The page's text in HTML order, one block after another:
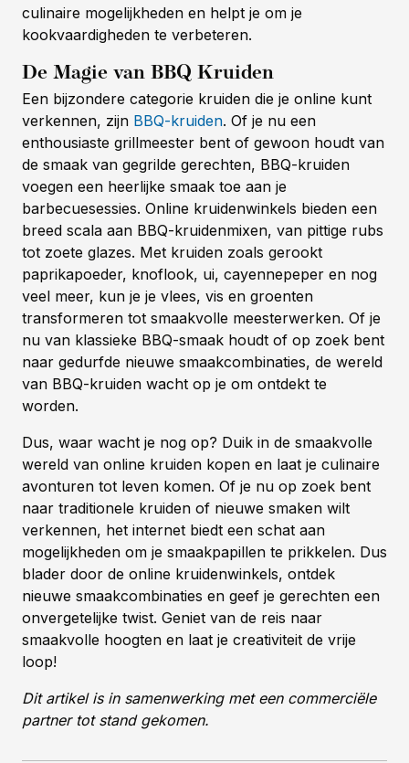
culinaire mogelijkheden en helpt je om je
kookvaardigheden te verbeteren.
De Magie van BBQ Kruiden
Een bijzondere categorie kruiden die je online kunt
verkennen, zijn BBQ-kruiden. Of je nu een
enthousiaste grillmeester bent of gewoon houdt van
de smaak van gegrilde gerechten, BBQ-kruiden
voegen een heerlijke smaak toe aan je
barbecuesessies. Online kruidenwinkels bieden een
breed scala aan BBQ-kruidenmixen, van pittige rubs
tot zoete glazes. Met kruiden zoals gerookt
paprikapoeder, knoflook, ui, cayennepeper en nog
veel meer, kun je je vlees, vis en groenten
transformeren tot smaakvolle meesterwerken. Of je
nu van klassieke BBQ-smaak houdt of op zoek bent
naar gedurfde nieuwe smaakcombinaties, de wereld
van BBQ-kruiden wacht op je om ontdekt te
worden.
Dus, waar wacht je nog op? Duik in de smaakvolle
wereld van online kruiden kopen en laat je culinaire
avonturen tot leven komen. Of je nu op zoek bent
naar traditionele kruiden of nieuwe smaken wilt
verkennen, het internet biedt een schat aan
mogelijkheden om je smaakpapillen te prikkelen. Dus
blader door de online kruidenwinkels, ontdek
nieuwe smaakcombinaties en geef je gerechten een
onvergetelijke twist. Geniet van de reis naar
smaakvolle hoogten en laat je creativiteit de vrije
loop!
Dit artikel is in samenwerking met een commerciële
partner tot stand gekomen.